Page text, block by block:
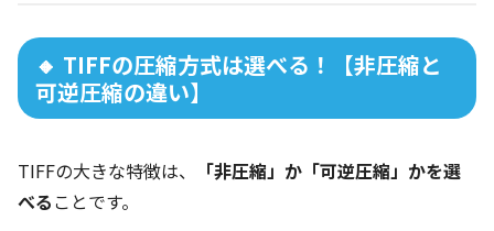
🔸 TIFFの圧縮方式は選べる！【非圧縮と
可逆圧縮の違い】
TIFFの大きな特徴は、
「非圧縮」か「可逆圧縮」かを選
べる ことです。